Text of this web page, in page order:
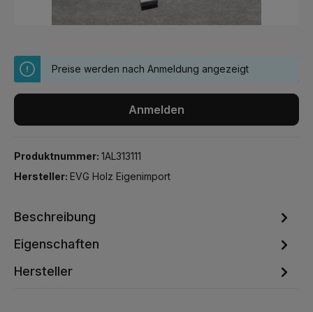
Preise werden nach Anmeldung angezeigt
Anmelden
Produktnummer: 1AL313111
Hersteller: EVG Holz Eigenimport
Beschreibung
Eigenschaften
Hersteller